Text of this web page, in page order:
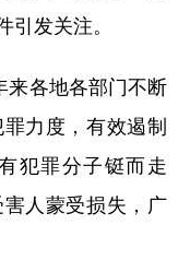
溯源中国
上市公司
发关注。
各地各部门不断
力度，有效遏制
犯罪分子铤而走
人蒙受损失，广